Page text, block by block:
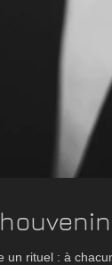
rituel : à